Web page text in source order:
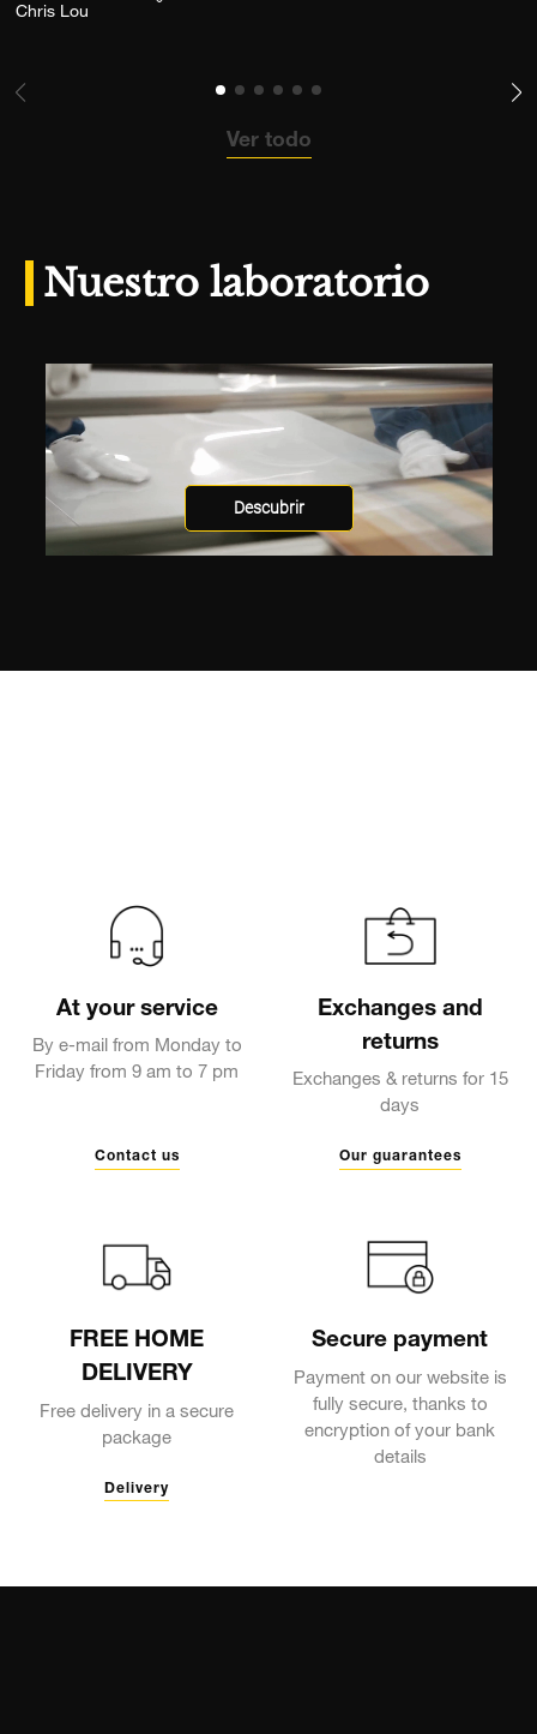
Chris Lou
Ver todo
Nuestro laboratorio
Descubrir
At your service
By e-mail from Monday to
Friday from 9 am to 7 pm
Contact us
Exchanges and
returns
Exchanges & returns for 15
days
Our guarantees
FREE HOME
DELIVERY
Free delivery in a secure
package
Delivery
Secure payment
Payment on our website is
fully secure, thanks to
encryption of your bank
details